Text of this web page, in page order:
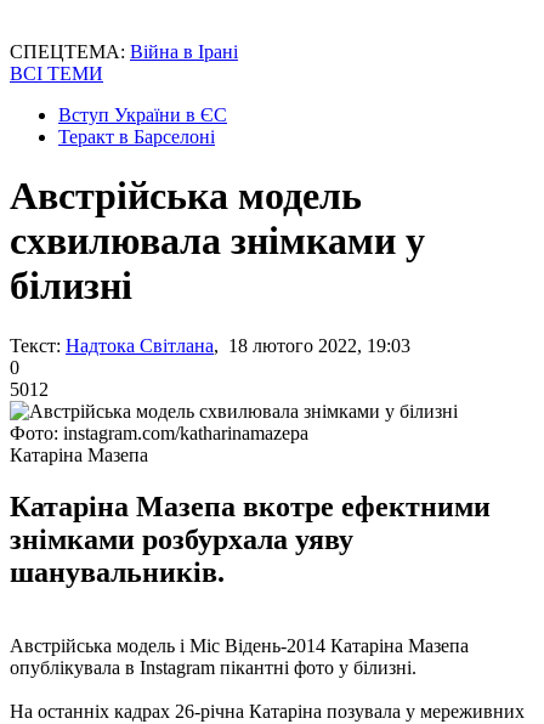
СПЕЦТЕМА: Війна в Ірані
ВСІ ТЕМИ
Вступ України в ЄС
Теракт в Барселоні
Австрійська модель
схвилювала знімками у
білизні
Текст: Надтока Світлана, 18 лютого 2022, 19:03
0
5012
Фото: instagram.com/katharinamazepa
Катаріна Мазепа
Катаріна Мазепа вкотре ефектними
знімками розбурхала уяву
шанувальників.
Австрійська модель і Міс Відень-2014 Катаріна Мазепа
опублікувала в Instagram пікантні фото у білизні.
На останніх кадрах 26-річна Катаріна позувала у мереживних